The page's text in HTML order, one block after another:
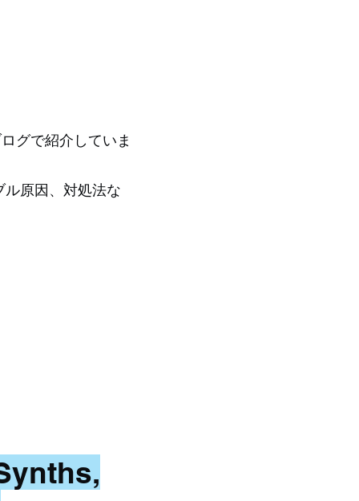
グで紹介していま
原因、対処法な